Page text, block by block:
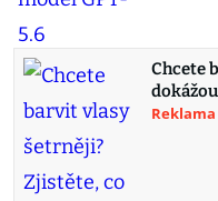
Chcete
Reklama